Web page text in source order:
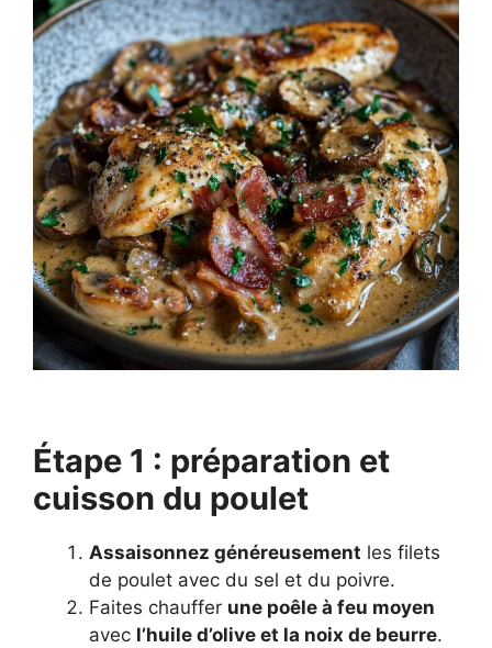
Étape 1 : préparation et
cuisson du poulet
Assaisonnez généreusement les filets
de poulet avec du sel et du poivre.
Faites chauffer une poêle à feu moyen
avec l’huile d’olive et la noix de beurre.